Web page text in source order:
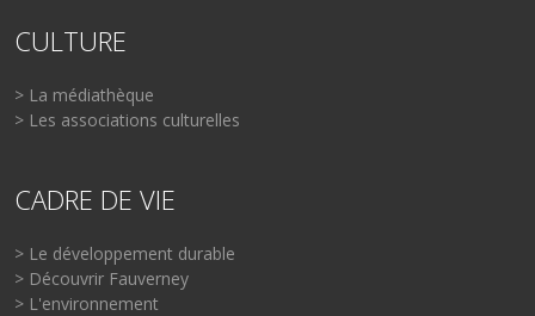
CULTURE
> La médiathèque
> Les associations culturelles
CADRE DE VIE
> Le développement durable
> Découvrir Fauverney
> L'environnement